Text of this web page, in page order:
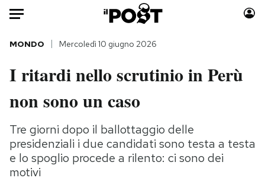
Auto
HOME
Italia
Politica
Tecnologia
Internet
Consumismi
Storie/Idee
MONDO Mercoledì 10 giugno 2026
I ritardi nello scrutinio in Perù
non sono un caso
Tre giorni dopo il ballottaggio delle
presidenziali i due candidati sono testa a testa
e lo spoglio procede a rilento: ci sono dei
motivi